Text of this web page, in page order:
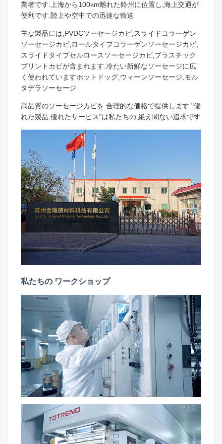
業者です.上海から100km離れた鈴州に位置し,海上交通が
便利です.陸上や空中での迅速な輸送
主な製品には,PVDCソーセージカビ,スライドコラーゲン
ソーセージカビ,ロールタイプコラーゲンソーセージカビ,
スライドタイプセルロースソーセージカビ,プラスチック
プリントカビが含まれます.冷たい新鮮なソーセージに広
く使われていますホットドッグ,ウィーンソーセージ,モル
タデラソーセージ
高品質のソーセージカビを 合理的な価格で提供します "優
れた製品,優れたサービス"は私たちの 絶え間ない追求です
私たちの ワークショップ